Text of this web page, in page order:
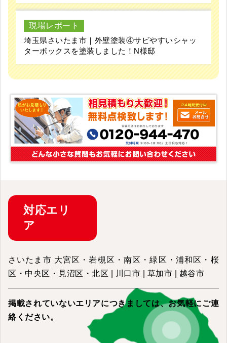
現場レポート
埼玉県さいたま市｜外壁塗装④サビやすいシャッ
ターボックスを塗装しました！N様邸
対応エリ
ア
さいたま市 大宮区・岩槻区・南区・緑区・浦和区・桜
区・中央区・見沼区・北区 | 川口市 | 草加市 | 越谷市
掲載されていないエリアにつきましては、お気軽にご連
絡ください。